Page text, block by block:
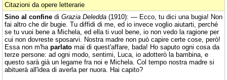
Citazioni da opere letterarie
Sino al confine di Grazia Deledda (1910): — Ecco, tu dici una bugia! Non
fai altro che dir bugie. Tu diffidi di me, ed io invece voglio aiutarti, perché
se tu vuoi bene a Michela, ed ella ti vuol bene, io non vedo la ragione per
cui non dovreste sposarvi. Nostra madre non può capire certe cose, però!
Essa non m'ha parlato mai di quest'affare, bada! Ho saputo ogni cosa da
terze persone: ad ogni modo, sentimi, Luca, io adotterò la bambina, e
questo sarà già un legame fra noi e Michela. Col tempo nostra madre si
abituerà all'idea di averla per nuora. Hai capito?